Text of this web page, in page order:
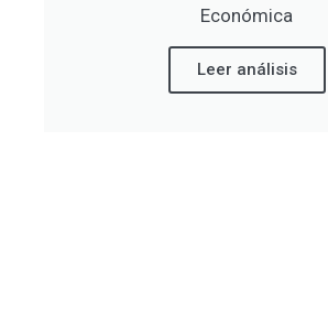
Económica
Leer análisis